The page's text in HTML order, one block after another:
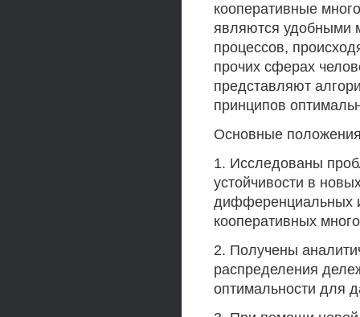
кооперативные
являются удобными
процессов,
прочих сферах
представляют
принципов
Основные
1. Исследованы
устойчивости в
дифференциальных
кооперативных
2. Получены
распределения
оптимальности для